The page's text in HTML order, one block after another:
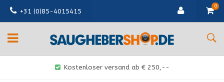
+31 (0)85-4015415
0
Kostenloser versand ab € 250,--